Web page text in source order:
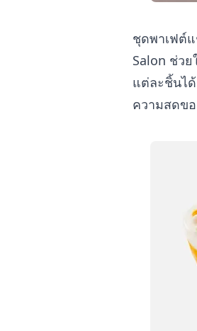
ชุดพาเฟต์
Salon ช่ว
แต่ละชิ้นไ
ความสดข